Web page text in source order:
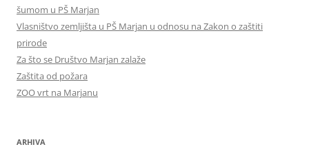
šumom u PŠ Marjan
Vlasništvo zemljišta u PŠ Marjan u odnosu na Zakon o zaštiti
prirode
Za što se Društvo Marjan zalaže
Zaštita od požara
ZOO vrt na Marjanu
ARHIVA